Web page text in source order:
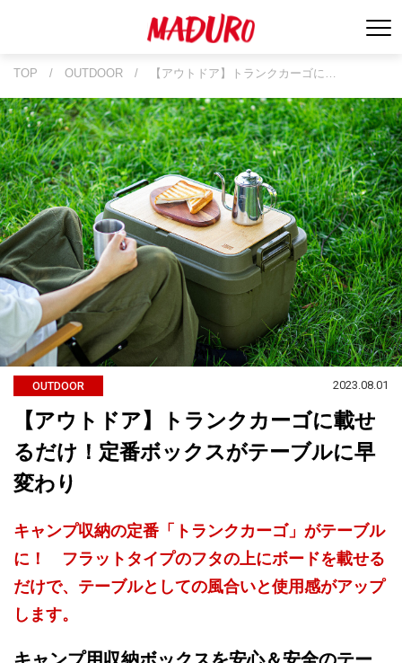
TOP / OUTDOOR / 【アウトドア】トランクカーゴに…
OUTDOOR 2023.08.01
【アウトドア】トランクカーゴに載せ
るだけ！定番ボックスがテーブルに早
変わり
キャンプ収納の定番「トランクカーゴ」がテーブル
に！ フラットタイプのフタの上にボードを載せる
だけで、テーブルとしての風合いと使用感がアップ
します。
キャンプ用収納ボックスを安心＆安全のテー